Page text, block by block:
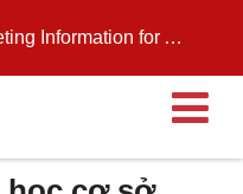
for August 11, 2026